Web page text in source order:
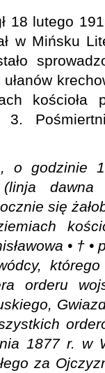
18 lutego
w Mińsku
3.
o godzinie
(linja
się
• † •
orderu
1877 r. w
za